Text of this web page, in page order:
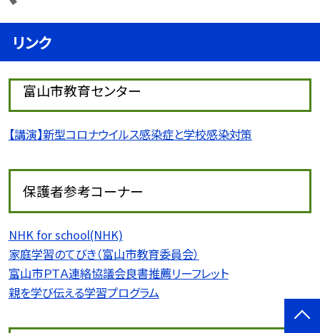
リンク
富山市教育センター
【講演】新型コロナウイルス感染症と学校感染対策
保護者参考コーナー
NHK for school(NHK)
家庭学習のてびき（富山市教育委員会）
富山市ＰＴＡ連絡協議会良書推薦リーフレット
親を学び伝える学習プログラム